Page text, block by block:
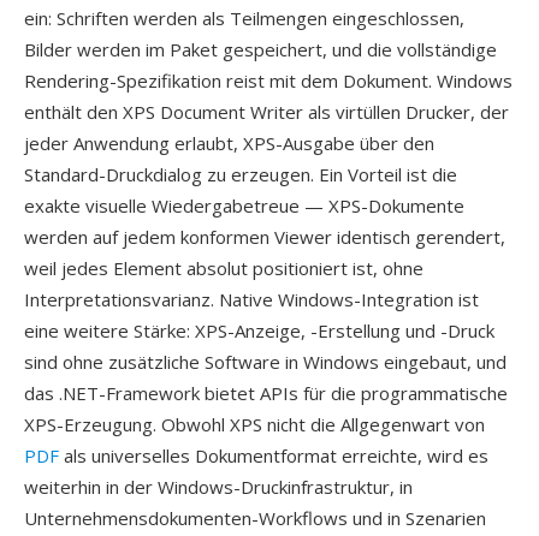
ein: Schriften werden als Teilmengen eingeschlossen,
Bilder werden im Paket gespeichert, und die vollständige
Rendering-Spezifikation reist mit dem Dokument. Windows
enthält den XPS Document Writer als virtüllen Drucker, der
jeder Anwendung erlaubt, XPS-Ausgabe über den
Standard-Druckdialog zu erzeugen. Ein Vorteil ist die
exakte visuelle Wiedergabetreue — XPS-Dokumente
werden auf jedem konformen Viewer identisch gerendert,
weil jedes Element absolut positioniert ist, ohne
Interpretationsvarianz. Native Windows-Integration ist
eine weitere Stärke: XPS-Anzeige, -Erstellung und -Druck
sind ohne zusätzliche Software in Windows eingebaut, und
das .NET-Framework bietet APIs für die programmatische
XPS-Erzeugung. Obwohl XPS nicht die Allgegenwart von
PDF als universelles Dokumentformat erreichte, wird es
weiterhin in der Windows-Druckinfrastruktur, in
Unternehmensdokumenten-Workflows und in Szenarien